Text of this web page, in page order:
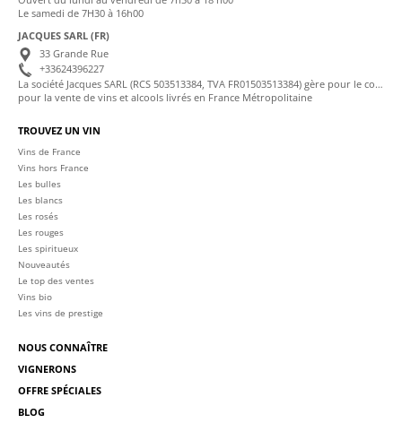
Le samedi de 7H30 à 16h00
JACQUES SARL (FR)
33 Grande Rue
+33624396227
La société Jacques SARL (RCS 503513384, TVA FR01503513384) gère pour le compte de La Cave des Sommeliers les transactions bancaires et la facturation
pour la vente de vins et alcools livrés en France Métropolitaine
TROUVEZ UN VIN
Vins de France
Vins hors France
Les bulles
Les blancs
Les rosés
Les rouges
Les spiritueux
Nouveautés
Le top des ventes
Vins bio
Les vins de prestige
NOUS CONNAÎTRE
VIGNERONS
OFFRE SPÉCIALES
BLOG